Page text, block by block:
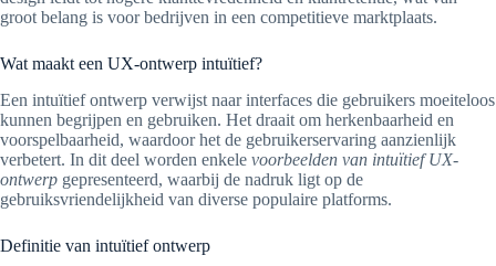
groot belang is voor bedrijven in een competitieve marktplaats.
Wat maakt een UX-ontwerp intuïtief?
Een intuïtief ontwerp verwijst naar interfaces die gebruikers moeiteloos
kunnen begrijpen en gebruiken. Het draait om herkenbaarheid en
voorspelbaarheid, waardoor het de gebruikerservaring aanzienlijk
verbetert. In dit deel worden enkele voorbeelden van intuïtief UX-
ontwerp gepresenteerd, waarbij de nadruk ligt op de
gebruiksvriendelijkheid van diverse populaire platforms.
Definitie van intuïtief ontwerp